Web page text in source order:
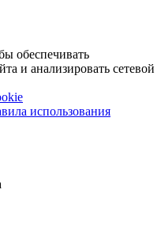
обеспечивать
и анализировать сетевой
использования